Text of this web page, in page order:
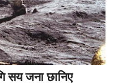
सय जना छानिए